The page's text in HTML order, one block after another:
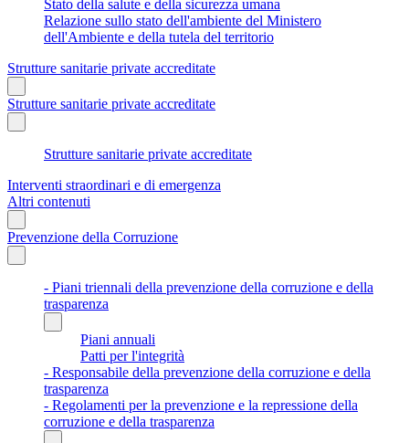
Stato della salute e della sicurezza umana
Relazione sullo stato dell'ambiente del Ministero
dell'Ambiente e della tutela del territorio
Strutture sanitarie private accreditate
Strutture sanitarie private accreditate
Strutture sanitarie private accreditate
Interventi straordinari e di emergenza
Altri contenuti
Prevenzione della Corruzione
- Piani triennali della prevenzione della corruzione e della
trasparenza
Piani annuali
Patti per l'integrità
- Responsabile della prevenzione della corruzione e della
trasparenza
- Regolamenti per la prevenzione e la repressione della
corruzione e della trasparenza